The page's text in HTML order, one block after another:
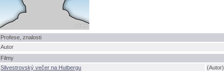
Profese, znalosti
Autor
Filmy
Silvestrovský večer na Hutbergu
(Autor)